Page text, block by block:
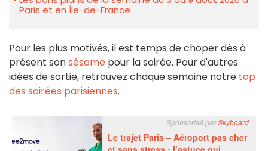
Paris et en Île-de-France
Pour les plus motivés, il est temps de choper dès à
présent sonsésame pour la soirée. Pour d'autres
idées de sortie, retrouvez chaque semaine notre top
des soirées parisiennes.